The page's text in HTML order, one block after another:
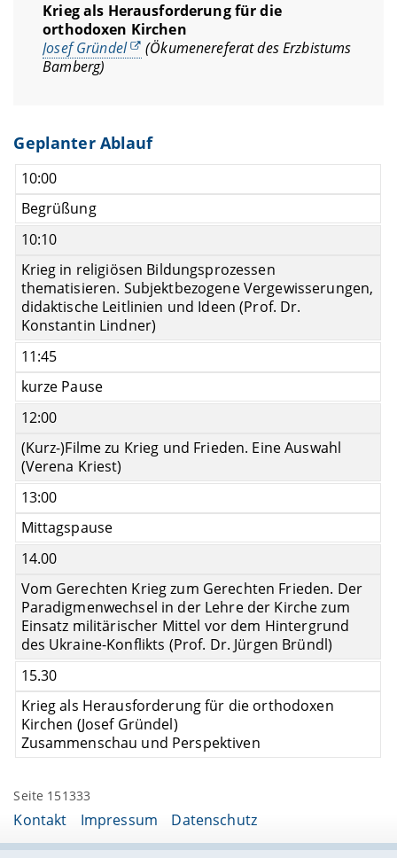
Krieg als Herausforderung für die
orthodoxen Kirchen
Josef Gründel
(Ökumenereferat des Erzbistums
Bamberg)
Geplanter Ablauf
10:00
Begrüßung
10:10
Krieg in religiösen Bildungsprozessen
thematisieren. Subjektbezogene Vergewisserungen,
didaktische Leitlinien und Ideen (Prof. Dr.
Konstantin Lindner)
11:45
kurze Pause
12:00
(Kurz-)Filme zu Krieg und Frieden. Eine Auswahl
(Verena Kriest)
13:00
Mittagspause
14.00
Vom Gerechten Krieg zum Gerechten Frieden. Der
Paradigmenwechsel in der Lehre der Kirche zum
Einsatz militärischer Mittel vor dem Hintergrund
des Ukraine-Konflikts (Prof. Dr. Jürgen Bründl)
15.30
Krieg als Herausforderung für die orthodoxen
Kirchen (Josef Gründel)
Zusammenschau und Perspektiven
Seite 151333
Kontakt Impressum Datenschutz